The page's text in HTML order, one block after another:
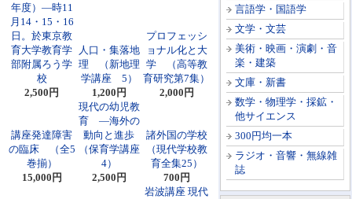
言語学・国語学
文学・文芸
美術・映画・演劇・音
楽・建築
文庫・新書
数学・物理学・採鉱・
他サイエンス
300円均一本
ラジオ・音響・無線雑
誌
年度）―時11
月14・15・16
日。於東京教
育大学教育学
部附属ろう学
校
2,500円
人口・集落地
理 （新地理
学講座 5）
1,200円
プロフェッシ
ョナル化と大
学 （高等教
育研究第7集）
2,000円
講座発達障害
の臨床 （全5
巻揃）
15,000円
現代の幼児教
育 ―海外の
動向と進歩
（保育学講座
4）
2,500円
諸外国の学校
（現代学校教
育全集25）
700円
岩波講座 現代